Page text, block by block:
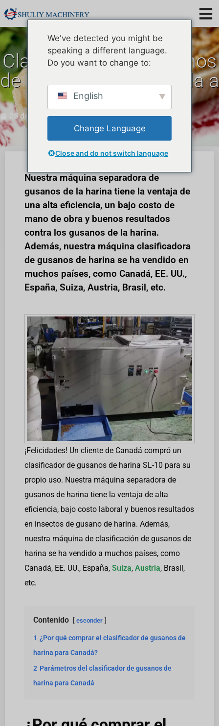
Clasificadora de gusanos
de harina SL-10 vendida a
Canadá
25 de junio,
Nuestra máquina separadora de
gusanos de la harina tiene la ventaja de
una alta eficiencia, un bajo costo de
mano de obra y buenos resultados
contra los gusanos de la harina.
Además, nuestra máquina clasificadora
de gusanos de harina se ha vendido en
muchos países, como Canadá, EE. UU.,
España, Suiza, Austria, Brasil, etc.
¡Felicidades! Un cliente de Canadá compró un
clasificador de gusanos de harina SL-10 para su
propio uso. Nuestra máquina separadora de
gusanos de harina tiene la ventaja de alta
eficiencia, bajo costo laboral y buenos resultados
en insectos de gusano de harina. Además,
nuestra máquina de clasificación de gusanos de
harina se ha vendido a muchos países, como
Canadá, EE. UU., España, Suiza, Austria, Brasil,
etc.
Contenido esconder
1 ¿Por qué comprar el clasificador de gusanos de
harina para Canadá?
2 Parámetros del clasificador de gusanos de
harina para Canadá
We've detected you might be
speaking a different language.
Do you want to change to:
English
Change Language
Close and do not switch language